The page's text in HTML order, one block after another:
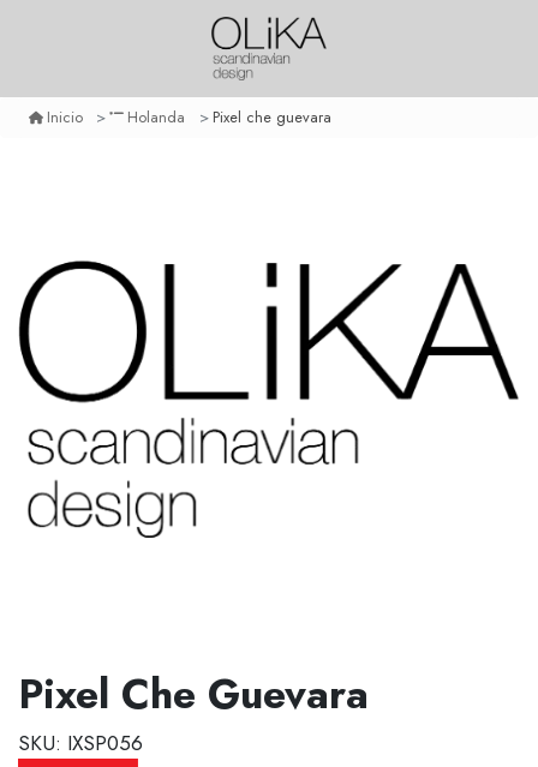
Inicio Holanda Pixel che guevara
Pixel Che Guevara
SKU: IXSP056